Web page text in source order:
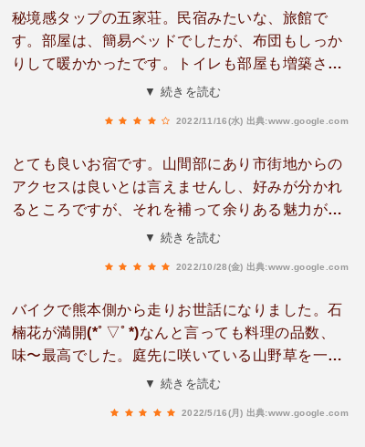
もお腹すきませでした。お泊まりされて、メニュ
ー楽しんで下さい｡あえて写真取り載せませんね。
秘境感タップの五家荘。民宿みたいな、旅館で
す。部屋は、簡易ベッドでしたが、布団もしっか
りして暖かかったです。トイレも部屋も増築され
たのか。綺麗でした。食事が、美味しかった。朝
▼ 続きを読む
2022/11/16(水) 出典:www.google.com
とても良いお宿です。山間部にあり市街地からの
アクセスは良いとは言えませんし、好みが分かれ
るところですが、それを補って余りある魅力があ
ります。ベットはビジネスホテルのベットや敷布
ませんが、ゆっくりできます。トイレも清潔で
す。Wi-Fiも接続できます。昨年も利用させて頂き
ましたが、日本各地を回りましたが、ここまで美
の人柄も素敵で、自然のことや歴史のことを聞け
ば何でも教えてくれるでしょう。丁寧に手入れさ
▼ 続きを読む
2022/10/28(金) 出典:www.google.com
バイクで熊本側から走りお世話になりました。石
楠花が満開(*ﾟ▽ﾟ*)なんと言っても料理の品数、
味〜最高でした。庭先に咲いている山野草を一つ
一つ説明してくださったり本当に親切なお宿でし
▼ 続きを読む
2022/5/16(月) 出典:www.google.com